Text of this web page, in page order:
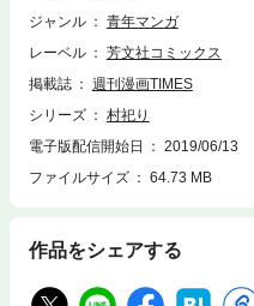
ジャンル
青年マンガ
レーベル
芳文社コミックス
掲載誌
週刊漫画TIMES
シリーズ
村祀り
電子版配信開始日
2019/06/13
ファイルサイズ
64.73 MB
作品をシェアする